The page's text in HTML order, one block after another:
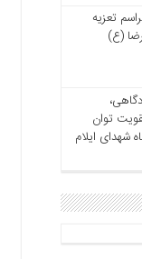
تعزیه
(ع)
توان
شهدای ایلام